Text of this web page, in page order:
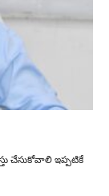
ఇప్పటికే